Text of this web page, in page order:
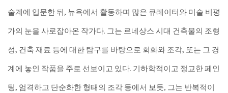
술계에 입문한 뒤, 뉴욕에서 활동하며 많은 큐레이터와 미술 비평
가의 눈을 사로잡아온 작가다. 그는 르네상스 시대 건축물의 조형
성, 건축 재료 등에 대한 탐구를 바탕으로 회화와 조각, 또는 그 경
계에 놓인 작품을 주로 선보이고 있다. 기하학적이고 정교한 페인
팅, 엄격하고 단순화한 형태의 조각 등에서 보듯, 그는 반복적이